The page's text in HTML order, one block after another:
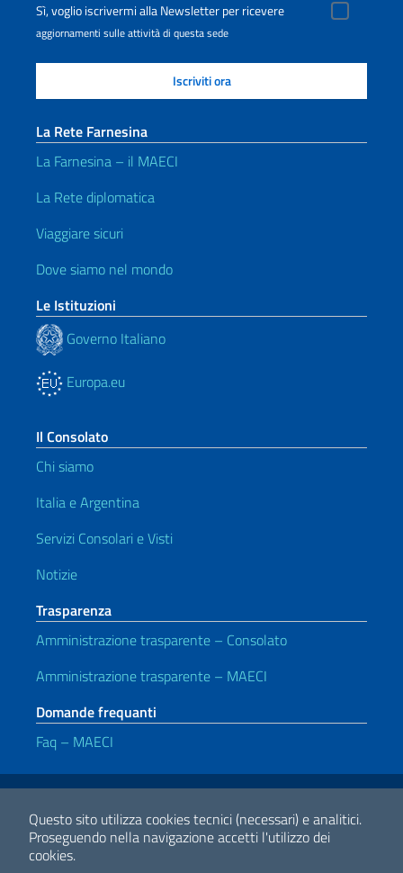
Questo sito utilizza cookies tecnici (necessari) e analitici.
Proseguendo nella navigazione accetti l'utilizzo dei
cookies.
Sì, voglio iscrivermi alla Newsletter per ricevere
aggiornamenti sulle attività di questa sede
La Rete Farnesina
La Farnesina – il MAECI
La Rete diplomatica
Viaggiare sicuri
Dove siamo nel mondo
Le Istituzioni
Governo Italiano
Europa.eu
Il Consolato
Chi siamo
Italia e Argentina
Servizi Consolari e Visti
Notizie
Trasparenza
Amministrazione trasparente – Consolato
Amministrazione trasparente – MAECI
Domande frequanti
Faq – MAECI
Link Utili